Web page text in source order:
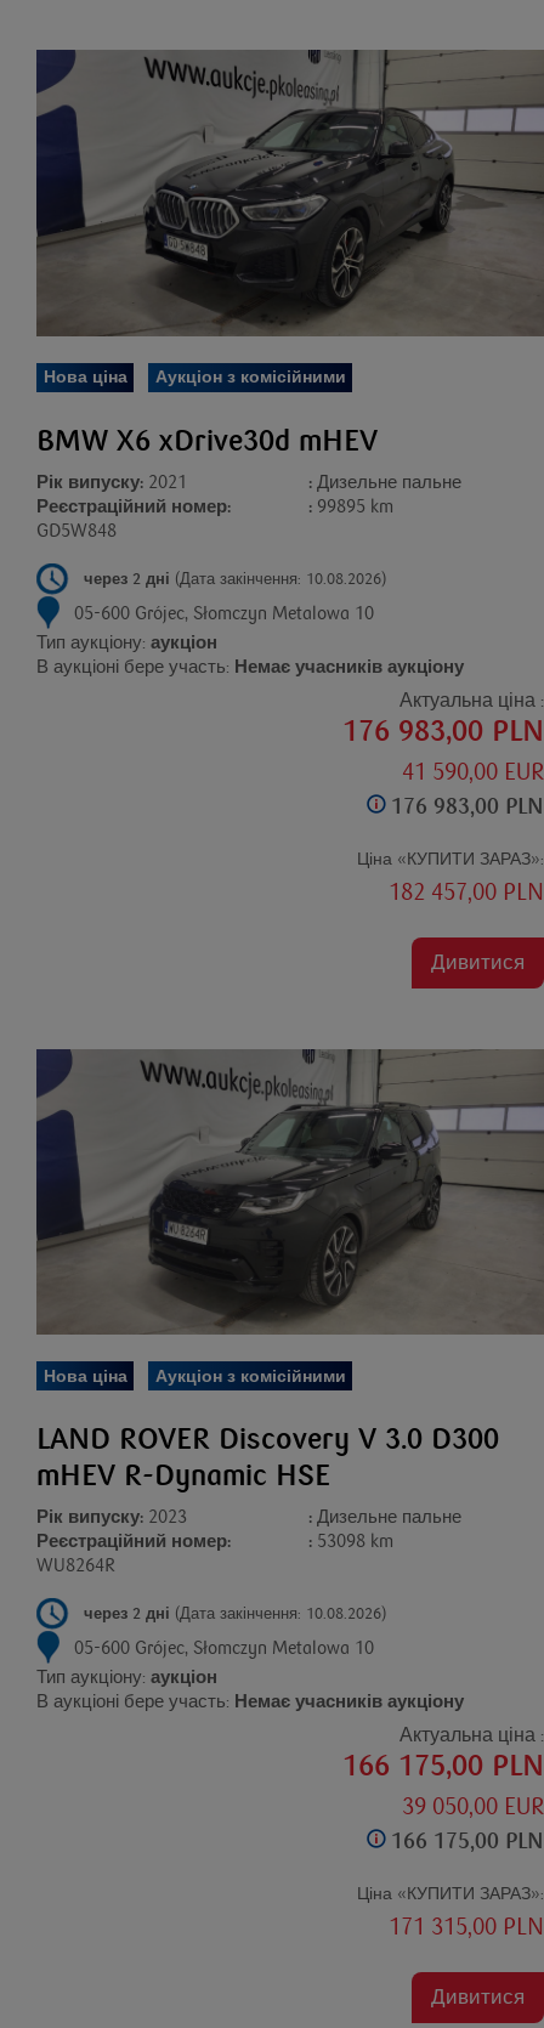
Нова ціна Аукціон з комісійними
BMW X6 xDrive30d mHEV
Рік випуску: 2021
Реєстраційний номер:
GD5W848
: Дизельне пальне
: 99895 km
Актуальна ціна :
176 983,00 PLN
41 590,00 EUR
176 983,00 PLN
Ціна «КУПИТИ ЗАРАЗ»:
182 457,00 PLN
Дивитися
через 2 дні (Дата закінчення: 10.08.2026)
05-600 Grójec, Słomczyn Metalowa 10
Тип аукціону: аукціон
В аукціоні бере участь: Немає учасників аукціону
Нова ціна Аукціон з комісійними
LAND ROVER Discovery V 3.0 D300
mHEV R-Dynamic HSE
Рік випуску: 2023
Реєстраційний номер:
WU8264R
: Дизельне пальне
: 53098 km
Актуальна ціна :
166 175,00 PLN
39 050,00 EUR
166 175,00 PLN
Ціна «КУПИТИ ЗАРАЗ»:
171 315,00 PLN
Дивитися
через 2 дні (Дата закінчення: 10.08.2026)
05-600 Grójec, Słomczyn Metalowa 10
Тип аукціону: аукціон
В аукціоні бере участь: Немає учасників аукціону